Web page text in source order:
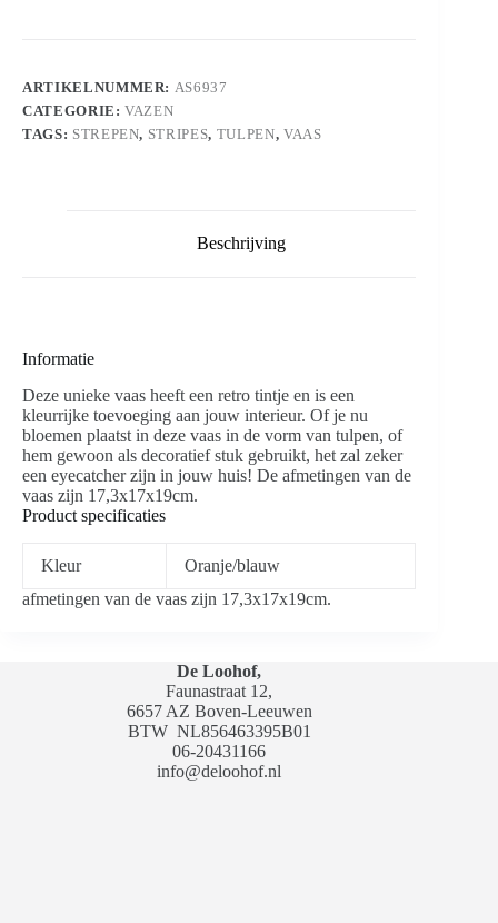
ARTIKELNUMMER: AS6937
CATEGORIE:VAZEN
TAGS: STREPEN, STRIPES, TULPEN, VAAS
Beschrijving
Informatie
Deze unieke vaas heeft een retro tintje en is een
kleurrijke toevoeging aan jouw interieur. Of je nu
bloemen plaatst in deze vaas in de vorm van tulpen, of
hem gewoon als decoratief stuk gebruikt, het zal zeker
een eyecatcher zijn in jouw huis! De afmetingen van de
vaas zijn 17,3x17x19cm.
Product specificaties
Kleur
Oranje/blauw
afmetingen van de vaas zijn 17,3x17x19cm.
De Loohof,
Faunastraat 12,
6657 AZ Boven-Leeuwen
BTW NL856463395B01
06-20431166
info@deloohof.nl